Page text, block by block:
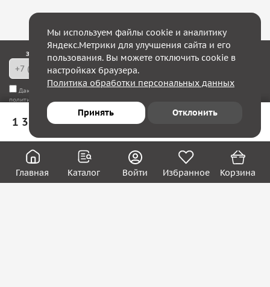
Главная Каталог Избранное
Войти Корзина
1 339 ₽
Закажите обратный звонок — в течение 10 минут мы с Вами свяжемся!
Даю согласие на обработку моих персональных данных
политикой конфиденциальности
Юридическим лицам
Акции
Вакансии
Контакты
Мы используем файлы cookie и аналитику
Яндекс.Метрики для улучшения сайта и его
пользования. Вы можете отключить cookie в
настройках браузера.
Политика обработки персональных данных
Принять Отклонить